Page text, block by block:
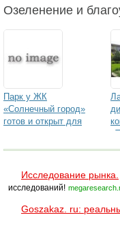
Озеленение и
Парк у ЖК
«Солнечный город»
готов и открыт для
Исследование рынка.
исследований!
Goszakaz. ru: